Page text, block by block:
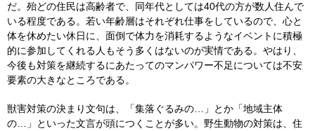
だ。殆どの住民は高齢者で、同年代としては40代の方が数人住んで
いる程度である。若い年齢層はそれぞれ仕事をしているので、心と
体を休めたい休日に、面倒で体力を消耗するようなイベントに積極
的に参加してくれる人もそう多くはないのが実情である。やはり、
今後も対策を継続するにあたってのマンパワー不足については不安
要素の大きなところである。
獣害対策の決まり文句は、「集落ぐるみの…」とか「地域主体
の…」といった文言が頭につくことが多い。野生動物の対策は、住